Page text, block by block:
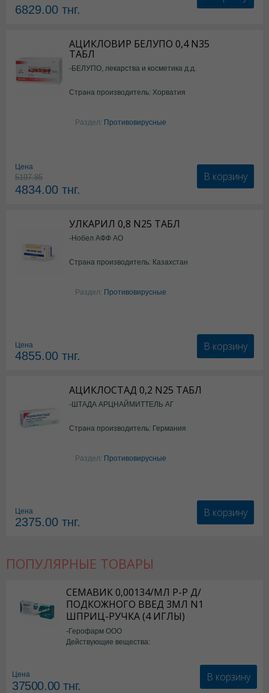
6829.00 тнг.
АЦИКЛОВИР БЕЛУПО 0,4 N35
ТАБЛ
-БЕЛУПО, лекарства и косметика д.д.
Страна производитель: Хорватия
Раздел: Противовирусные
Цена
5197.85
4834.00 тнг.
В корзину
УЛКАРИЛ 0,8 N25 ТАБЛ
-Нобел АФФ АО
Страна производитель: Казахстан
Раздел: Противовирусные
Цена
4855.00 тнг.
В корзину
АЦИКЛОСТАД 0,2 N25 ТАБЛ
-ШТАДА АРЦНАЙМИТТЕЛЬ АГ
Страна производитель: Германия
Раздел: Противовирусные
Цена
2375.00 тнг.
В корзину
ПОПУЛЯРНЫЕ ТОВАРЫ
СЕМАВИК 0,00134/МЛ Р-Р Д/
ПОДКОЖНОГО ВВЕД 3МЛ N1
ШПРИЦ-РУЧКА (4 ИГЛЫ)
-Герофарм ООО
Действующие вещества:
Цена
37500.00тнг.
В корзину